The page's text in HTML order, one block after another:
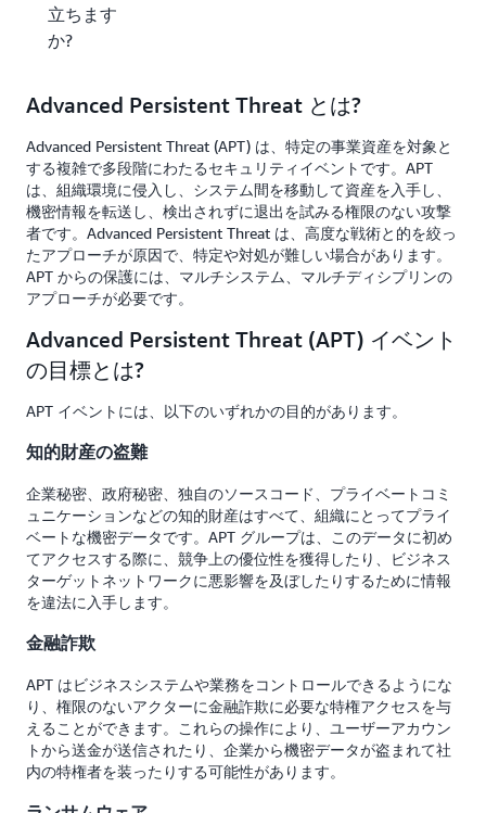
立ちます
か?
Advanced Persistent Threat とは?
Advanced Persistent Threat (APT) は、特定の事業資産を対象と
する複雑で多段階にわたるセキュリティイベントです。APT
は、組織環境に侵入し、システム間を移動して資産を入手し、
機密情報を転送し、検出されずに退出を試みる権限のない攻撃
者です。Advanced Persistent Threat は、高度な戦術と的を絞っ
たアプローチが原因で、特定や対処が難しい場合があります。
APT からの保護には、マルチシステム、マルチディシプリンの
アプローチが必要です。
Advanced Persistent Threat (APT) イベント
の目標とは?
APT イベントには、以下のいずれかの目的があります。
知的財産の盗難
企業秘密、政府秘密、独自のソースコード、プライベートコミ
ュニケーションなどの知的財産はすべて、組織にとってプライ
ベートな機密データです。APT グループは、このデータに初め
てアクセスする際に、競争上の優位性を獲得したり、ビジネス
ターゲットネットワークに悪影響を及ぼしたりするために情報
を違法に入手します。
金融詐欺
APT はビジネスシステムや業務をコントロールできるようにな
り、権限のないアクターに金融詐欺に必要な特権アクセスを与
えることができます。これらの操作により、ユーザーアカウン
トから送金が送信されたり、企業から機密データが盗まれて社
内の特権者を装ったりする可能性があります。